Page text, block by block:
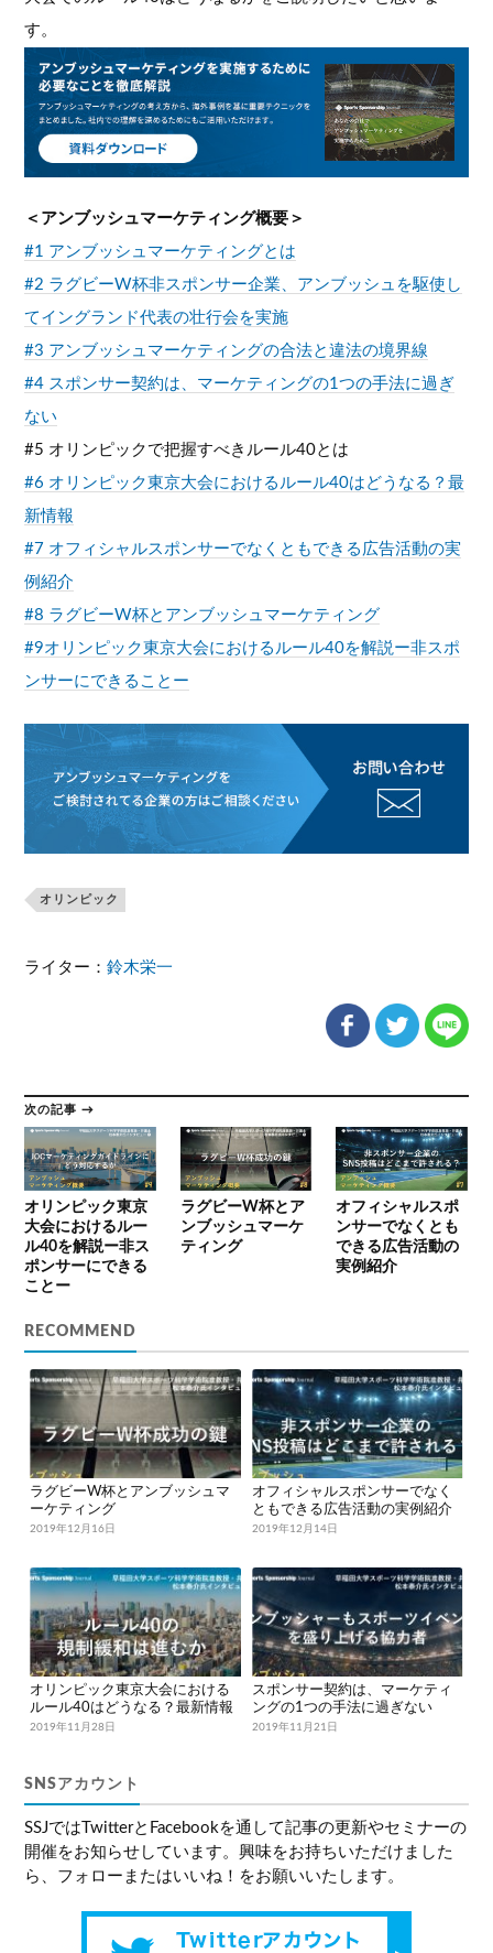
す。
＜アンブッシュマーケティング概要＞
#1 アンブッシュマーケティングとは
#2 ラグビーW杯非スポンサー企業、アンブッシュを駆使し
てイングランド代表の壮行会を実施
#3 アンブッシュマーケティングの合法と違法の境界線
#4 スポンサー契約は、マーケティングの1つの手法に過ぎ
ない
#5 オリンピックで把握すべきルール40とは
#6 オリンピック東京大会におけるルール40はどうなる？最
新情報
#7 オフィシャルスポンサーでなくともできる広告活動の実
例紹介
#8 ラグビーW杯とアンブッシュマーケティング
#9オリンピック東京大会におけるルール40を解説ー非スポ
ンサーにできることー
オリンピック
ライター：鈴木栄一
次の記事 →
オリンピック東京
大会におけるルー
ル40を解説ー非ス
ポンサーにできる
ことー
ラグビーW杯とア
ンブッシュマーケ
ティング
オフィシャルスポ
ンサーでなくとも
できる広告活動の
実例紹介
RECOMMEND
2019年12月16日
ラグビーW杯とアンブッシュマ
ーケティング
2019年12月14日
オフィシャルスポンサーでなく
ともできる広告活動の実例紹介
2019年11月28日
オリンピック東京大会における
ルール40はどうなる？最新情報
2019年11月21日
スポンサー契約は、マーケティ
ングの1つの手法に過ぎない
SNSアカウント
SSJではTwitterとFacebookを通して記事の更新やセミナーの
開催をお知らせしています。興味をお持ちいただけました
ら、フォローまたはいいね！をお願いいたします。